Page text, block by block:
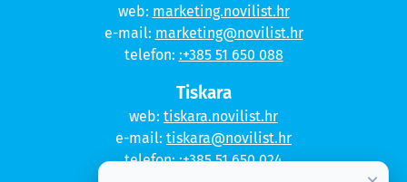
web: marketing.novilist.hr
e-mail: marketing@novilist.hr
telefon: :+385 51 650 088
Tiskara
web: tiskara.novilist.hr
e-mail: tiskara@novilist.hr
telefon::+385 51 650 024